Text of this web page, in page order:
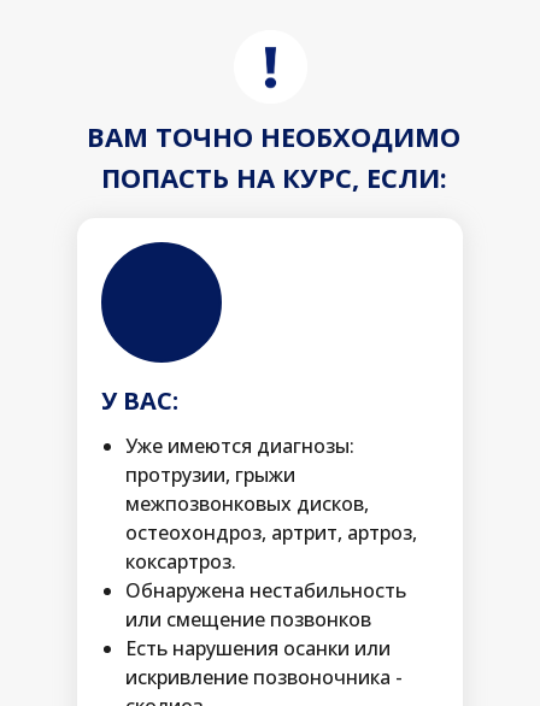
ВАМ ТОЧНО НЕОБХОДИМО
ПОПАСТЬ НА КУРС, ЕСЛИ:
Уже имеются диагнозы:
протрузии, грыжи
межпозвонковых дисков,
остеохондроз, артрит, артроз,
коксартроз.
Обнаружена нестабильность
или смещение позвонков
Есть нарушения осанки или
искривление позвоночника -
У ВАС: